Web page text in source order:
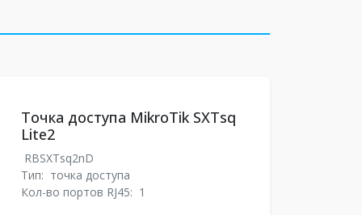
Точка доступа MikroTik SXTsq
Lite2
RBSXTsq2nD
Тип: точка доступа
Кол-во портов RJ45: 1